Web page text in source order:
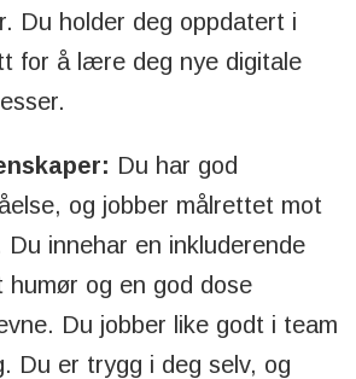
Du holder deg oppdatert i
for å lære deg nye digitale
Du har god
og jobber målrettet mot
innehar en inkluderende
humør og en god dose
Du jobber like godt i team
Du er trygg i deg selv, og